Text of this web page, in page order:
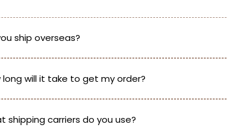
ship overseas?
long will it take to get my order?
shipping carriers do you use?